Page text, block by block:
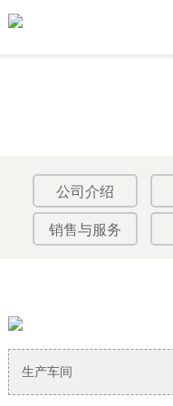
公司介绍
销售与服务
生产车间